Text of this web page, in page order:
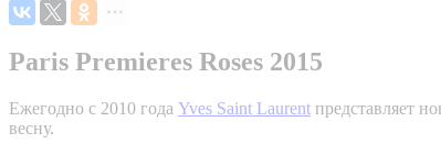
Paris Premieres Roses 2015
Ежегодно с 2010 года Yves Saint Laurent представляет
весну.